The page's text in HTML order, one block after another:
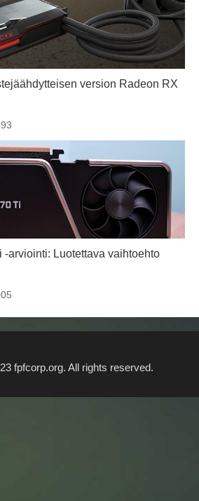
version Radeon RX
-arviointi: Luotettava vaihtoehto
fpfcorp.org. All rights reserved.